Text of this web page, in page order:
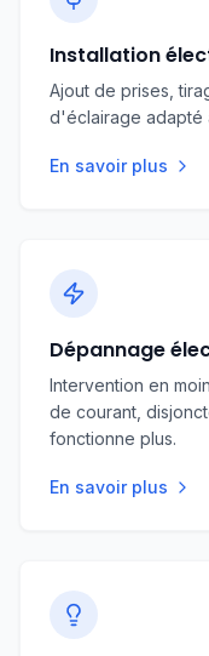
Installation
Ajout de prises,
d'éclairage adapté
En savoir plus
Dépannage
Intervention en
de courant,
fonctionne plus.
En savoir plus